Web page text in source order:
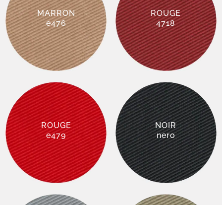
MARRON
e476
ROUGE
4718
ROUGE
e479
NOIR
nero